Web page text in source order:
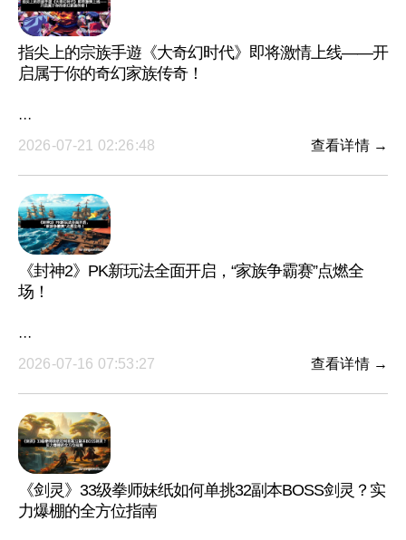
指尖上的宗族手遊《大奇幻时代》即将激情上线——开
启属于你的奇幻家族传奇！
···
2026-07-21 02:26:48
查看详情 →
《封神2》PK新玩法全面开启，“家族争霸赛”点燃全
场！
···
2026-07-16 07:53:27
查看详情 →
《剑灵》33级拳师妹纸如何单挑32副本BOSS剑灵？实
力爆棚的全方位指南